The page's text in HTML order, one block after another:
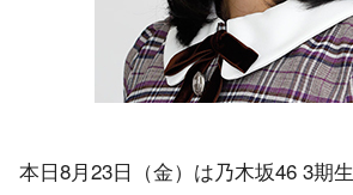
本日8月23日（金）は乃木坂46 3期生